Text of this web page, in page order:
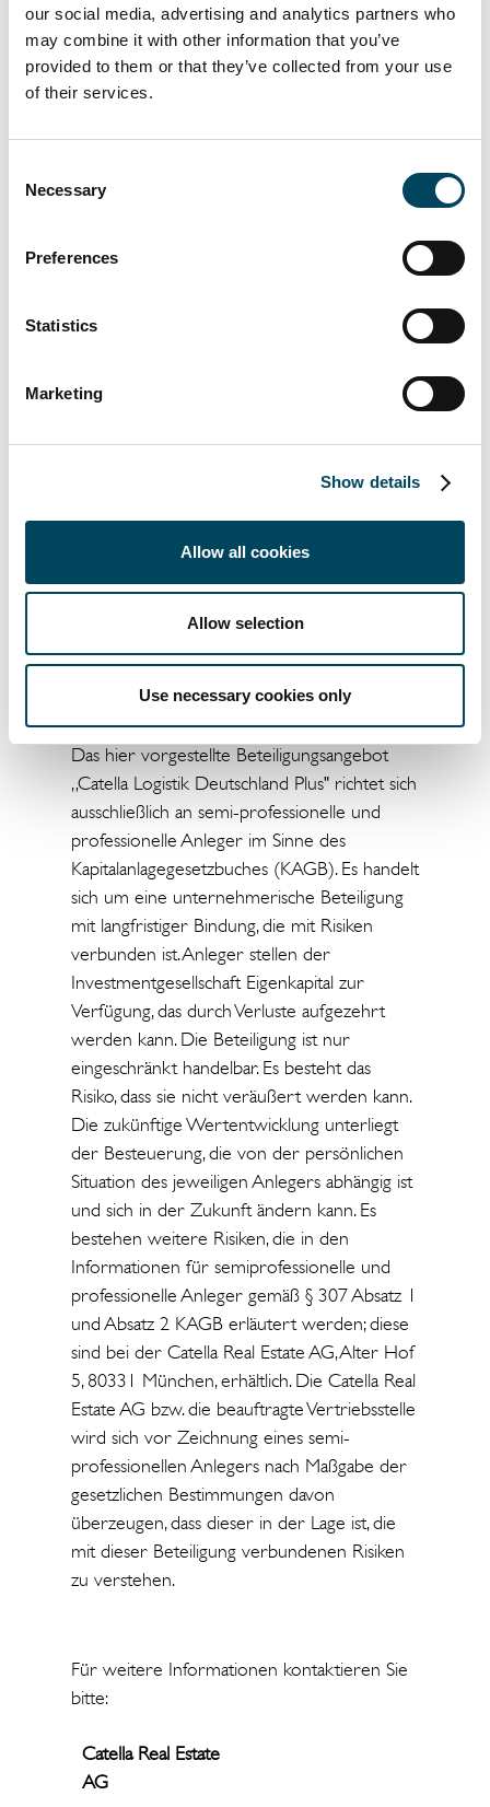
our social media, advertising and analytics partners who
may combine it with other information that you’ve
provided to them or that they’ve collected from your use
of their services.
Selection
Necessary
Preferences
Statistics
Marketing
Show details
Allow all cookies
Allow selection
Use necessary cookies only
Über den Fonds „Catella Logistik
ein Zielvolumen von rund 500 Mio. EUR
Logistikimmobilien in Deutschland und den
Investitionsfokus stehen Objekte in guten bis
sehr guten Lagen etablierter
Verkehrsknotenpunkten und
Die Investmentstrategie konzentriert sich
sowohl auf Bestandsobjekte als auch auf
Fulfillment-Center, Cross Dock, Light-
Industrial bzw. Industrieimmobilien,
Kühllogistik etc.).
Hinweise:
Das hier vorgestellte Beteiligungsangebot
„Catella Logistik Deutschland Plus" richtet sich
ausschließlich an semi-professionelle und
professionelle Anleger im Sinne des
Kapitalanlagegesetzbuches (KAGB). Es handelt
sich um eine unternehmerische Beteiligung
mit langfristiger Bindung, die mit Risiken
verbunden ist. Anleger stellen der
Investmentgesellschaft Eigenkapital zur
Verfügung, das durch Verluste aufgezehrt
werden kann. Die Beteiligung ist nur
eingeschränkt handelbar. Es besteht das
Risiko, dass sie nicht veräußert werden kann.
Die zukünftige Wertentwicklung unterliegt
der Besteuerung, die von der persönlichen
Situation des jeweiligen Anlegers abhängig ist
und sich in der Zukunft ändern kann. Es
bestehen weitere Risiken, die in den
Informationen für semiprofessionelle und
professionelle Anleger gemäß § 307 Absatz 1
und Absatz 2 KAGB erläutert werden; diese
sind bei der Catella Real Estate AG, Alter Hof
5, 80331 München, erhältlich. Die Catella Real
Estate AG bzw. die beauftragte Vertriebsstelle
wird sich vor Zeichnung eines semi-
professionellen Anlegers nach Maßgabe der
gesetzlichen Bestimmungen davon
überzeugen, dass dieser in der Lage ist, die
mit dieser Beteiligung verbundenen Risiken
zu verstehen.
Für weitere Informationen kontaktieren Sie
bitte:
Catella Real Estate
AG